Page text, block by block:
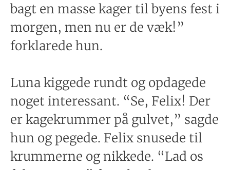
bagt en masse kager til byens fest i
morgen, men nu er de væk!”
forklarede hun.
Luna kiggede rundt og opdagede
noget interessant. “Se, Felix! Der
er kagekrummer på gulvet,” sagde
hun og pegede. Felix snusede til
krummerne og nikkede. “Lad os